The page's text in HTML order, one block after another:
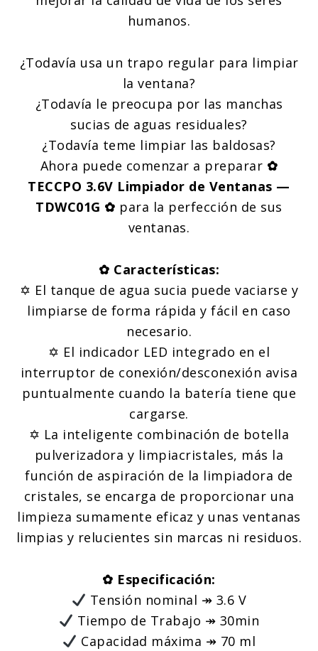
humanos.
¿Todavía usa un trapo regular para limpiar
la ventana?
¿Todavía le preocupa por las manchas
sucias de aguas residuales?
¿Todavía teme limpiar las baldosas?
Ahora puede comenzar a preparar ✿
TECCPO 3.6V Limpiador de Ventanas —
TDWC01G ✿ para la perfección de sus
ventanas.
✿ Características:
✡ El tanque de agua sucia puede vaciarse y
limpiarse de forma rápida y fácil en caso
necesario.
✡ El indicador LED integrado en el
interruptor de conexión/desconexión avisa
puntualmente cuando la batería tiene que
cargarse.
✡ La inteligente combinación de botella
pulverizadora y limpiacristales, más la
función de aspiración de la limpiadora de
cristales, se encarga de proporcionar una
limpieza sumamente eficaz y unas ventanas
limpias y relucientes sin marcas ni residuos.
✿ Especificación:
Tensión nominal ↠ 3.6 V
Tiempo de Trabajo ↠ 30min
Capacidad máxima ↠ 70 ml